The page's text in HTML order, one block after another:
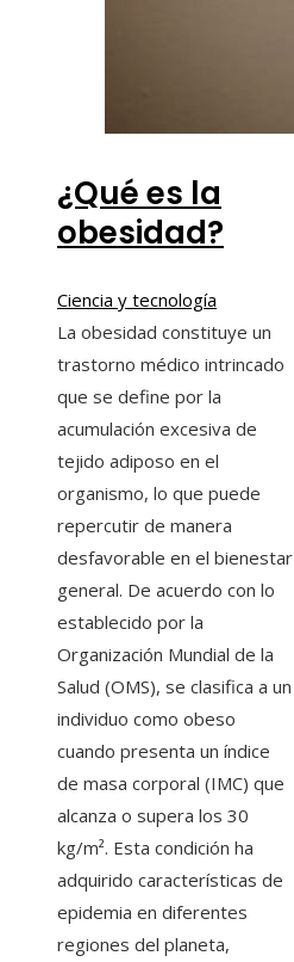
¿Qué es la
obesidad?
Ciencia y tecnología
La obesidad constituye un
trastorno médico intrincado
que se define por la
acumulación excesiva de
tejido adiposo en el
organismo, lo que puede
repercutir de manera
desfavorable en el bienestar
general. De acuerdo con lo
establecido por la
Organización Mundial de la
Salud (OMS), se clasifica a un
individuo como obeso
cuando presenta un índice
de masa corporal (IMC) que
alcanza o supera los 30
kg/m². Esta condición ha
adquirido características de
epidemia en diferentes
regiones del planeta,